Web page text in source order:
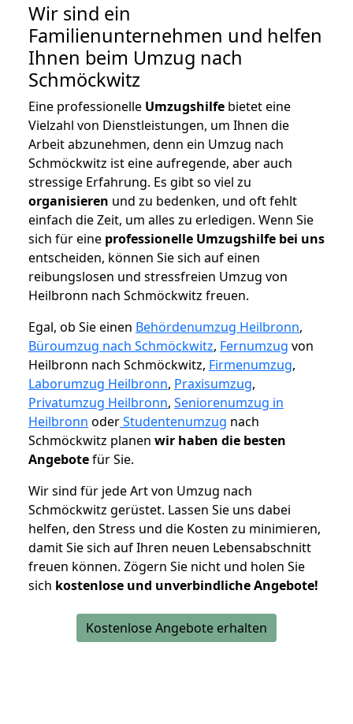
Wir sind ein
Familienunternehmen und helfen
Ihnen beim Umzug nach
Schmöckwitz
Eine professionelle Umzugshilfe bietet eine
Vielzahl von Dienstleistungen, um Ihnen die
Arbeit abzunehmen, denn ein Umzug nach
Schmöckwitz ist eine aufregende, aber auch
stressige Erfahrung. Es gibt so viel zu
organisieren und zu bedenken, und oft fehlt
einfach die Zeit, um alles zu erledigen. Wenn Sie
sich für eine professionelle Umzugshilfe bei uns
entscheiden, können Sie sich auf einen
reibungslosen und stressfreien Umzug von
Heilbronn nach Schmöckwitz freuen.
Egal, ob Sie einen Behördenumzug Heilbronn,
Büroumzug nach Schmöckwitz, Fernumzug von
Heilbronn nach Schmöckwitz, Firmenumzug,
Laborumzug Heilbronn, Praxisumzug,
Privatumzug Heilbronn, Seniorenumzug in
Heilbronn oderStudentenumzug nach
Schmöckwitz planen wir haben die besten
Angebotefür Sie.
Wir sind für jede Art von Umzug nach
Schmöckwitz gerüstet. Lassen Sie uns dabei
helfen, den Stress und die Kosten zu minimieren,
damit Sie sich auf Ihren neuen Lebensabschnitt
freuen können. Zögern Sie nicht und holen Sie
sich kostenlose und unverbindliche Angebote!
Kostenlose Angebote erhalten